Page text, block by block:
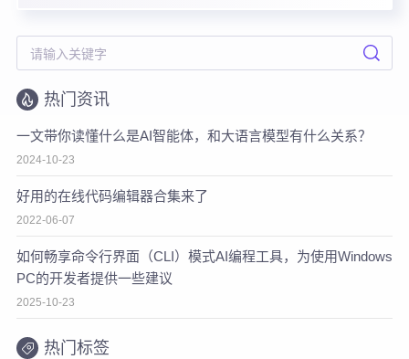
热门资讯
一文带你读懂什么是AI智能体，和大语言模型有什么关系？
2024-10-23
好用的在线代码编辑器合集来了
2022-06-07
如何畅享命令行界面（CLI）模式AI编程工具，为使用Windows
PC的开发者提供一些建议
2025-10-23
热门标签